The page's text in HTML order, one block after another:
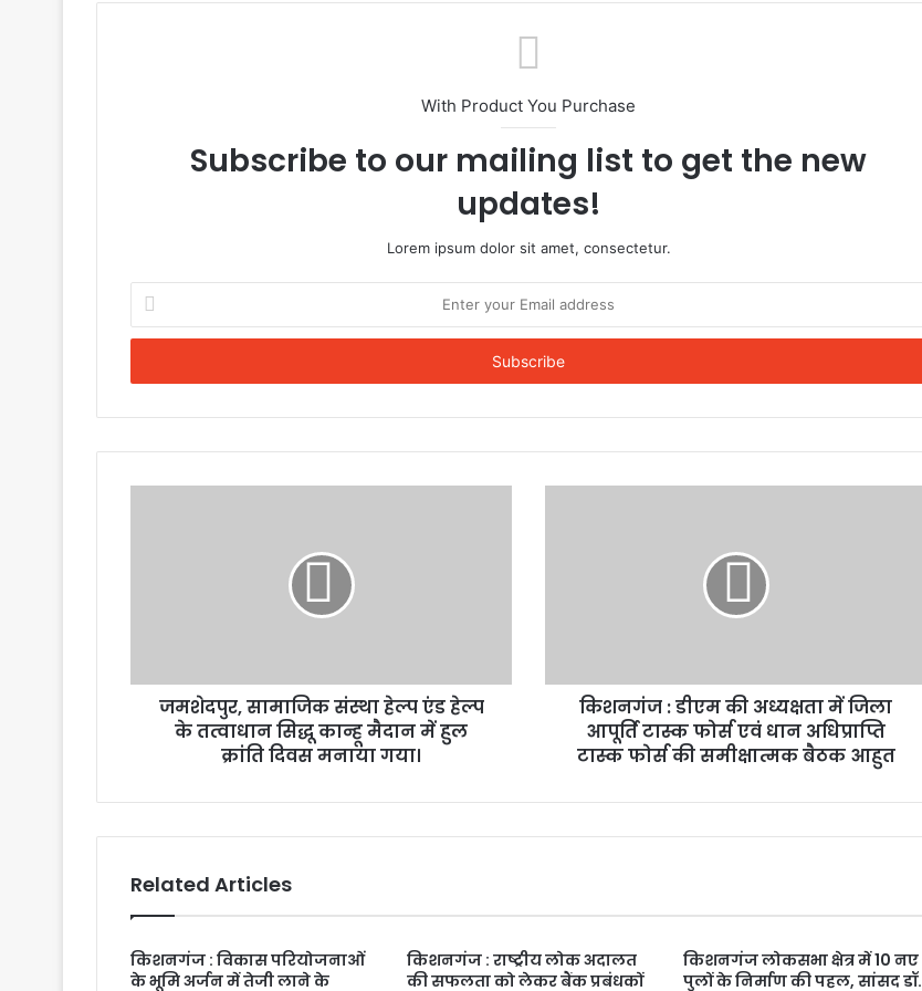
With Product You Purchase
Subscribe to our mailing list to get the new
updates!
Lorem ipsum dolor sit amet, consectetur.
Enter
your
Email
जमशेदपुर, सामाजिक संस्था हेल्प एंड हेल्प
के तत्वाधान सिद्धू कान्हू मैदान में हुल
क्रांति दिवस मनाया गया।
किशनगंज : डीएम की अध्यक्षता में जिला
आपूर्ति टास्क फोर्स एवं धान अधिप्राप्ति
टास्क फोर्स की समीक्षात्मक बैठक आहुत
Related Articles
किशनगंज : विकास परियोजनाओं
के भूमि अर्जन में तेजी लाने के
किशनगंज : राष्ट्रीय लोक अदालत
की सफलता को लेकर बैंक प्रबंधकों
किशनगंज लोकसभा क्षेत्र में 10 नए
पुलों के निर्माण की पहल, सांसद डॉ.